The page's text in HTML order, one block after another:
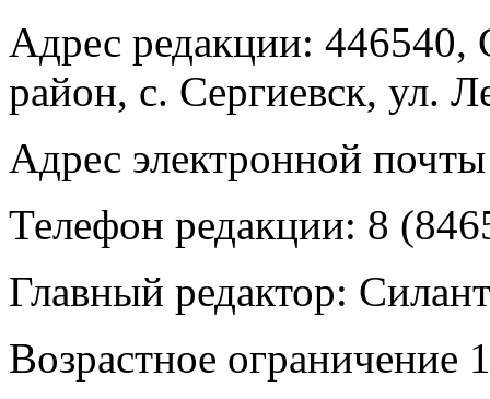
Адрес редакции: 446540,
район, с. Сергиевск, ул.
Адрес электронной
Телефон редакции: 8
Главный редактор:
Возрастное ограничение